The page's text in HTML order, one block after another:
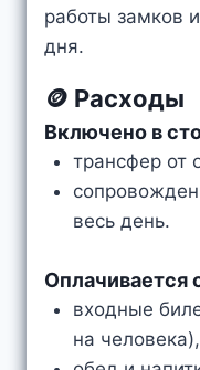
работы замков
дня.
🪙 Расходы
Включено в
трансфер от
весь день.
Оплачивается
входные
на человека),